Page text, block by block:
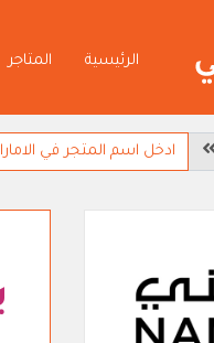
الرئيسية المتاجر